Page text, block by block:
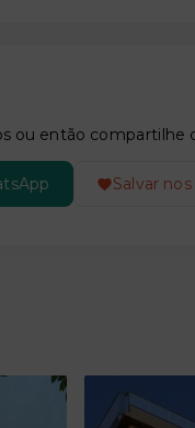
ou então
Salvar